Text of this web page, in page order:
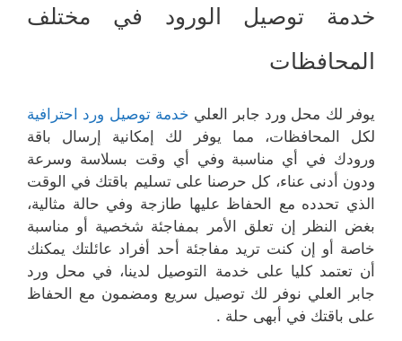
خدمة توصيل الورود في مختلف
المحافظات
يوفر لك محل ورد جابر العلي خدمة توصيل ورد احترافية
لكل المحافظات، مما يوفر لك إمكانية إرسال باقة
ورودك في أي مناسبة وفي أي وقت بسلاسة وسرعة
ودون أدنى عناء، كل حرصنا على تسليم باقتك في الوقت
الذي تحدده مع الحفاظ عليها طازجة وفي حالة مثالية،
بغض النظر إن تعلق الأمر بمفاجئة شخصية أو مناسبة
خاصة أو إن كنت تريد مفاجئة أحد أفراد عائلتك يمكنك
أن تعتمد كليا على خدمة التوصيل لدينا، في محل ورد
جابر العلي نوفر لك توصيل سريع ومضمون مع الحفاظ
على باقتك في أبهى حلة .